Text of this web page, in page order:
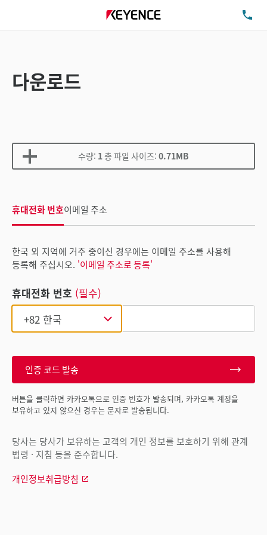
다운로드
수량: 1총 파일 사이즈: 0.71MB
휴대전화 번호이메일 주소
한국 외 지역에 거주 중이신 경우에는 이메일 주소를 사용해
등록해 주십시오. '이메일 주소로 등록'
휴대전화 번호 (필수)
인증 코드 발송
버튼을 클릭하면 카카오톡으로 인증 번호가 발송되며, 카카오톡 계정을
보유하고 있지 않으신 경우는 문자로 발송됩니다.
당사는 당사가 보유하는 고객의 개인 정보를 보호하기 위해 관계
법령 · 지침 등을 준수합니다.
개인정보취급방침